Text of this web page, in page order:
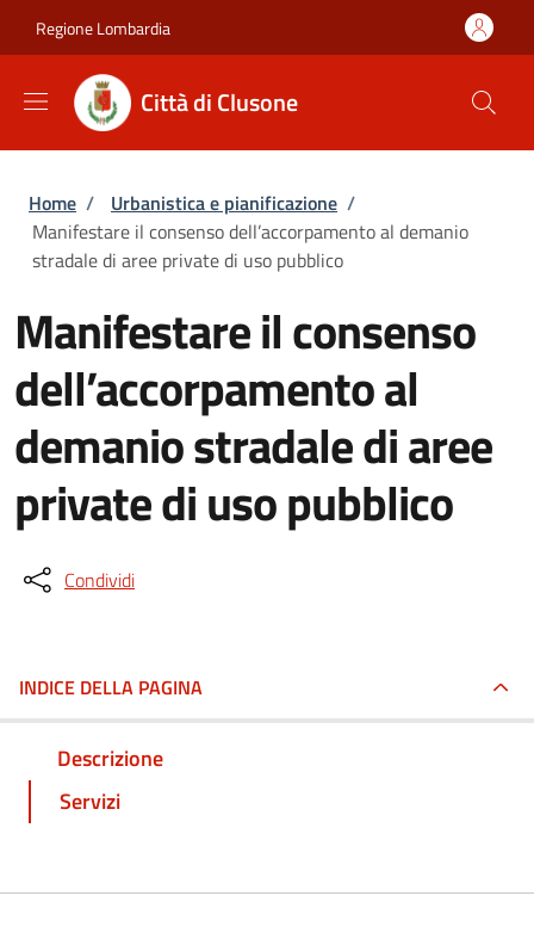
Regione Lombardia
Città di Clusone
Briciole di pane
Home / Urbanistica e pianificazione /
Manifestare il consenso dell’accorpamento al demanio
stradale di aree private di uso pubblico
Manifestare il consenso
dell’accorpamento al
demanio stradale di aree
private di uso pubblico
Condividi
INDICE DELLA PAGINA
Descrizione
Servizi